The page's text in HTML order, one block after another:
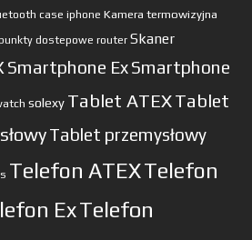
case iphone Kamera termowizyjna
dostepowe router Skaner
Smartphone ExSmartphone
solexy Tablet ATEXTablet
Tablet przemysłowy
Telefon ATEXTelefon
ExTelefon